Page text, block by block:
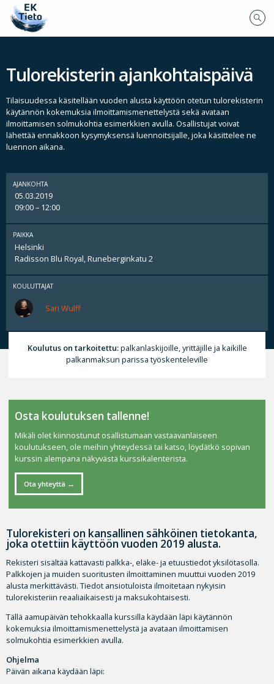
Tulorekisterin ajankohtaispäivä
Tilaisuudessa käsitellään vuoden alusta käyttöön otetun tulorekisterin
käytännön kokemuksia ilmoittamismenettelystä sekä avataan
ilmoittamisen solmukohtia esimerkkien avulla. Osallistujat voivat
lähettää ennakkoon kysymyksensä luennoitsijalle, joka käsittelee ne
luennon aikana.
AJANKOHTA
05.03.2019
09:00 – 12:00
PAIKKA
Helsinki
Radisson Blu Royal, Runeberginkatu 2
KOULUTTAJAT
Sari Wulff
Koulutus on tarkoitettu:palkanlaskijoille, yrittäjille ja kaikille
palkanmaksun parissa työskenteleville
Tulorekisteri on kansallinen sähköinen tietokanta,
joka otettiin käyttöön vuoden 2019 alusta.
Rekisteri sisältää kattavasti palkka-, eläke- ja etuustiedot yksilötasolla.
Palkkojen ja muiden suoritusten ilmoittaminen muuttui vuoden 2019
alusta merkittävästi. Tiedot ansiotuloista ilmoitetaan nykyisin
tulorekisteriin reaaliaikaisesti ja maksukohtaisesti.
Tällä aamupäivän tehokkaalla kurssilla käydään läpi käytännön
kokemuksia ilmoittamismenettelystä ja avataan ilmoittamisen
solmukohtia esimerkkien avulla.
Ohjelma
Päivän aikana käydään läpi:
Osta koulutuksen tallenne!
Mikäli olet kiinnostunut osallistumaan vastaavanlaiseen
koulutukseen, ole meihin yhteydessä tai katso, löydätkö sopivan
kurssin alempana näkyvästä kurssikalenterista.
Ota yhteyttä